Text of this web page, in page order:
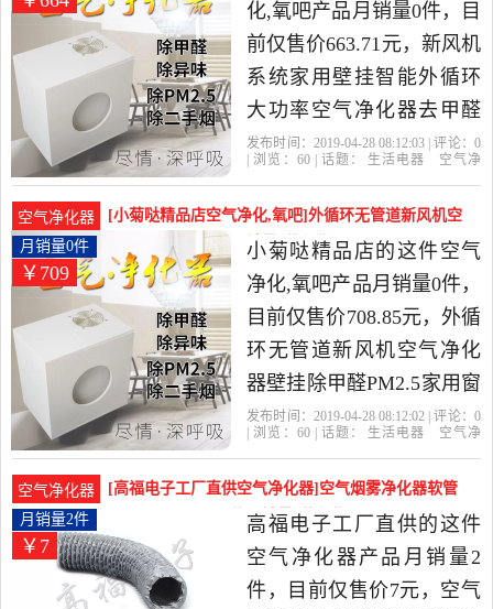
化,氧吧产品月销量0件，目
前仅售价663.71元，新风机
系统家用壁挂智能外循环
大功率空气净化器去甲醛
雾霾是2019年骞宝精品店
很高的空气净化,氧吧，由
广东 深圳发货。
发布时间：2019-04-28 08:12:03 | 评论： 0
| 浏览： 60| 话题： 生活电器
空气净
空气净化器
[小菊哒精品店空气净化,氧吧]外循环无管道新风机空
气净化器壁挂除甲月销量0件仅售708.85元
￥709
月销量0件
小菊哒精品店的这件空气
净化,氧吧产品月销量0件，
目前仅售价708.85元，外循
环无管道新风机空气净化
器壁挂除甲醛PM2.5家用窗
式DIY除臭氧是2019年小菊
中性价比很高的空气净化,
氧吧，由浙江 金华发货。
发布时间：2019-04-28 08:12:02 | 评论： 0
| 浏览： 60| 话题： 生活电器
空气净
空气净化器
[高福电子工厂直供空气净化器]空气烟雾净化器软管
排风管流水线焊锡烙月销量2件仅售7元
￥7
月销量2件
高福电子工厂直供的这件
空气净化器产品月销量2
件，目前仅售价7元，空气